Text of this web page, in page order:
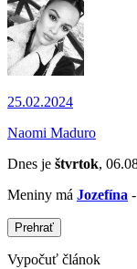
25.02.2024
Naomi Maduro
Dnes je štvrtok,
Meniny má Jozefína
Prehrať
Vypočuť článok